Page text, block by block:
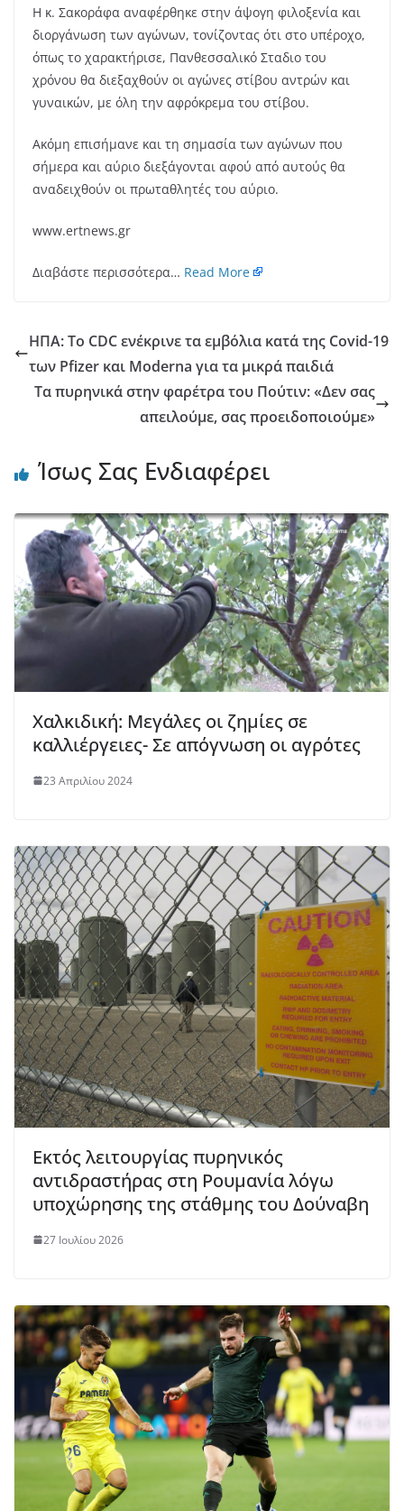
Η κ. Σακοράφα αναφέρθηκε στην άψογη φιλοξενία και
διοργάνωση των αγώνων, τονίζοντας ότι στο υπέροχο,
όπως το χαρακτήρισε, Πανθεσσαλικό Σταδιο του
χρόνου θα διεξαχθούν οι αγώνες στίβου αντρών και
γυναικών, με όλη την αφρόκρεμα του στίβου.
Ακόμη επισήμανε και τη σημασία των αγώνων που
σήμερα και αύριο διεξάγονται αφού από αυτούς θα
αναδειχθούν οι πρωταθλητές του αύριο.
www.ertnews.gr
Διαβάστε περισσότερα… Read More
ΗΠΑ: Το CDC ενέκρινε τα εμβόλια κατά της Covid-19
των Pfizer και Moderna για τα μικρά παιδιά
Τα πυρηνικά στην φαρέτρα του Πούτιν: «Δεν σας
απειλούμε, σας προειδοποιούμε»
Ίσως Σας Ενδιαφέρει
Χαλκιδική: Μεγάλες οι ζημίες σε
καλλιέργειες- Σε απόγνωση οι αγρότες
23 Απριλίου 2024
Εκτός λειτουργίας πυρηνικός
αντιδραστήρας στη Ρουμανία λόγω
υποχώρησης της στάθμης του Δούναβη
27 Ιουλίου 2026